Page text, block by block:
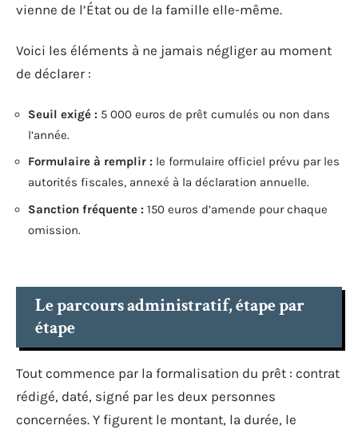
vienne de l’État ou de la famille elle-même.
Voici les éléments à ne jamais négliger au moment
de déclarer :
Seuil exigé : 5 000 euros de prêt cumulés ou non dans
l’année.
Formulaire à remplir : le formulaire officiel prévu par les
autorités fiscales, annexé à la déclaration annuelle.
Sanction fréquente : 150 euros d’amende pour chaque
omission.
Le parcours administratif, étape par
étape
Tout commence par la formalisation du prêt : contrat
rédigé, daté, signé par les deux personnes
concernées. Y figurent le montant, la durée, le